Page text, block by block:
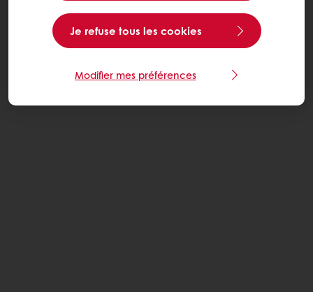
Je refuse tous les cookies
Modifier mes préférences